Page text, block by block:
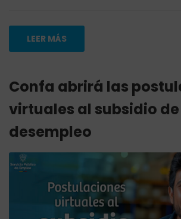
LEER MÁS
Confa abrirá las
virtuales al subsidio de
desempleo